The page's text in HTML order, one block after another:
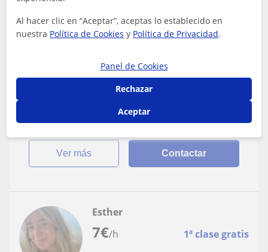
Bachillerato: Matemáticas básicas
Doy clases particulares de Matemáticas,
química o biología
Soy doctorada en química y me gusta mucho ayudar a
ver más Contactar
7€/h 1ª clase gratis
Esther
Al hacer clic en “Aceptar”, aceptas lo establecido en
nuestra Política de Cookies y Política de Privacidad.
Panel de Cookies
Rechazar
Aceptar